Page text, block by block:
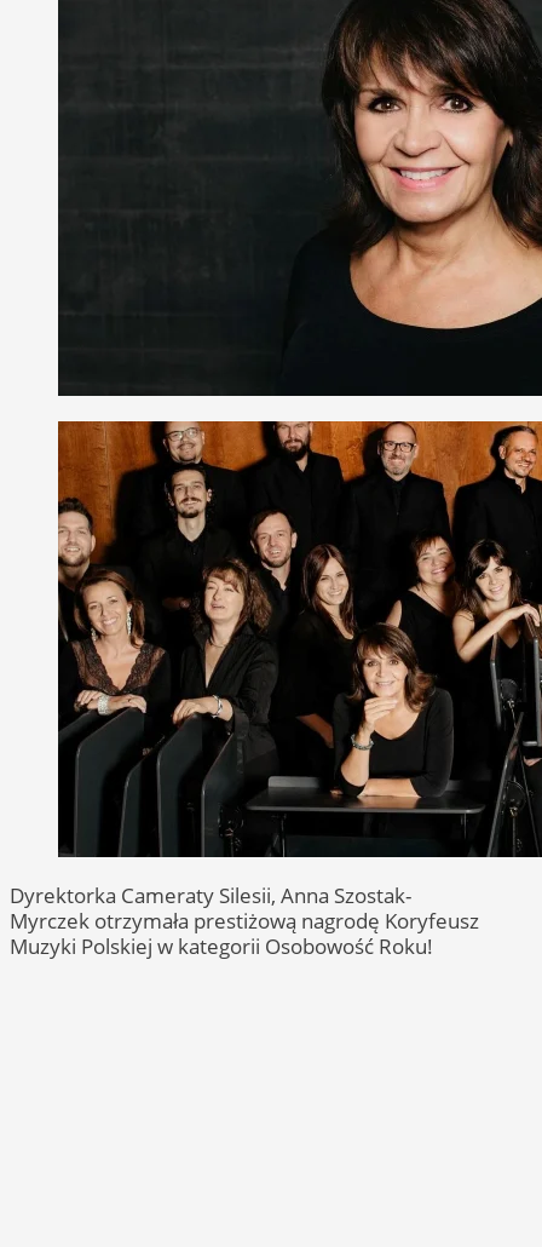
Dyrektorka Cameraty Silesii, Anna Szostak-
Myrczek otrzymała prestiżową nagrodę Koryfeusz
Muzyki Polskiej w kategorii Osobowość Roku!